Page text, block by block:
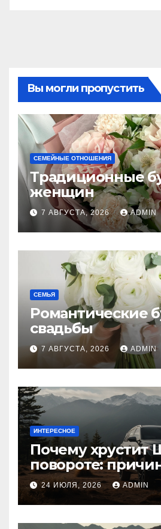
Вы могли пропустить
СЕМЕЙНЫЕ ОТНОШЕНИЯ
Традиционные
женщин
7 АВГУСТА, 2026 ADMIN
СЕМЬЯ
Романтические
свадьбы
7 АВГУСТА, 2026 ADMIN
ИНТЕРЕСНОЕ
Почему хрустит
повороте:
диагностика
24 ИЮЛЯ, 2026 ADMIN